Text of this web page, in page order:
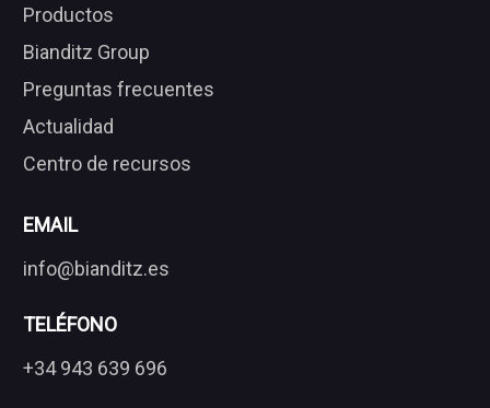
Productos
Bianditz Group
Preguntas frecuentes
Actualidad
Centro de recursos
EMAIL
info@bianditz.es
TELÉFONO
+34 943 639 696